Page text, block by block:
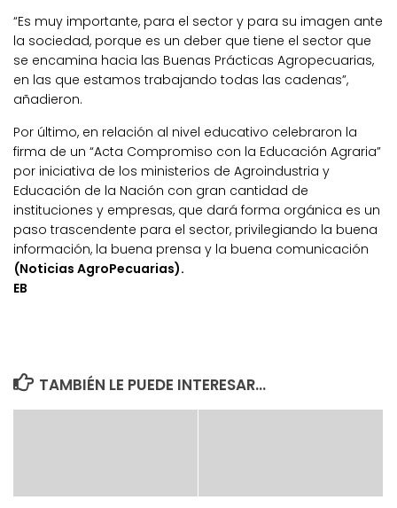
“Es muy importante, para el sector y para su imagen ante
la sociedad, porque es un deber que tiene el sector que
se encamina hacia las Buenas Prácticas Agropecuarias,
en las que estamos trabajando todas las cadenas”,
añadieron.
Por último, en relación al nivel educativo celebraron la
firma de un “Acta Compromiso con la Educación Agraria”
por iniciativa de los ministerios de Agroindustria y
Educación de la Nación con gran cantidad de
instituciones y empresas, que dará forma orgánica es un
paso trascendente para el sector, privilegiando la buena
información, la buena prensa y la buena comunicación
(Noticias AgroPecuarias).
EB
TAMBIÉN LE PUEDE INTERESAR...